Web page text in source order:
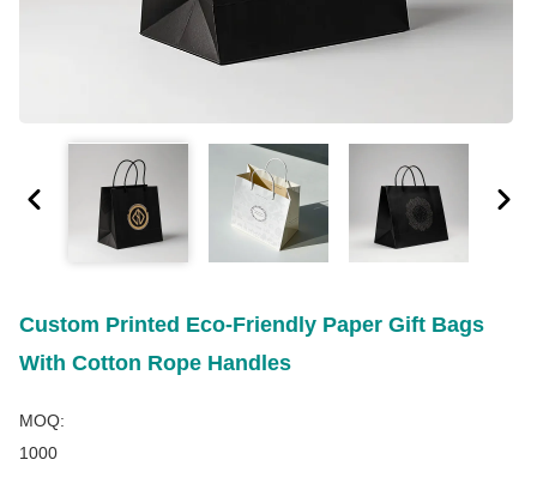
Custom Printed Eco-Friendly Paper Gift Bags
With Cotton Rope Handles
MOQ:
1000